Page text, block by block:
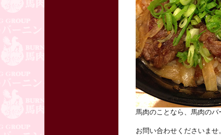
馬肉のことなら、馬肉のバ
お問い合わせくださいませ